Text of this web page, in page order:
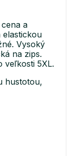
a
elastickou
Vysoký
na zips.
veľkosti 5XL.
hustotou,